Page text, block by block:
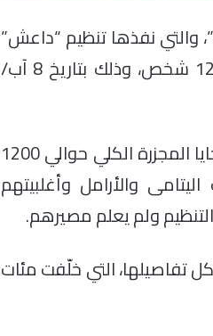
والتي نفذها تنظيم “داعش”
في دير الزور، بحق أبناء عشيرة الشعيطات، وراح ضحيتها ما يزيد عن 1200 شخص، وذلك بتاريخ 8 آب/
وقال رئيس جمعية “شهداء مجزرة الشعيطات”، علي العامر: “إن عدد ضحايا المجزرة الكلي حوالي 1200
وراءهم آلاف اليتامى والأرامل وأغلبيتهم
ولم يعلم مصيرهم.
تفاصيلها، التي خلّفت مئات